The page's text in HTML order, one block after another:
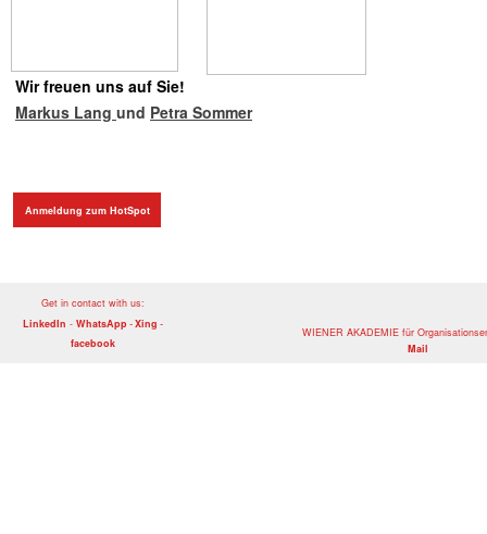
Wir freuen uns auf Sie!
Markus Lang und Petra Sommer
Anmeldung zum HotSpot
Get in contact with us:
LinkedIn - WhatsApp-Xing -
facebook
WIENER AKADEMIE für
Mail